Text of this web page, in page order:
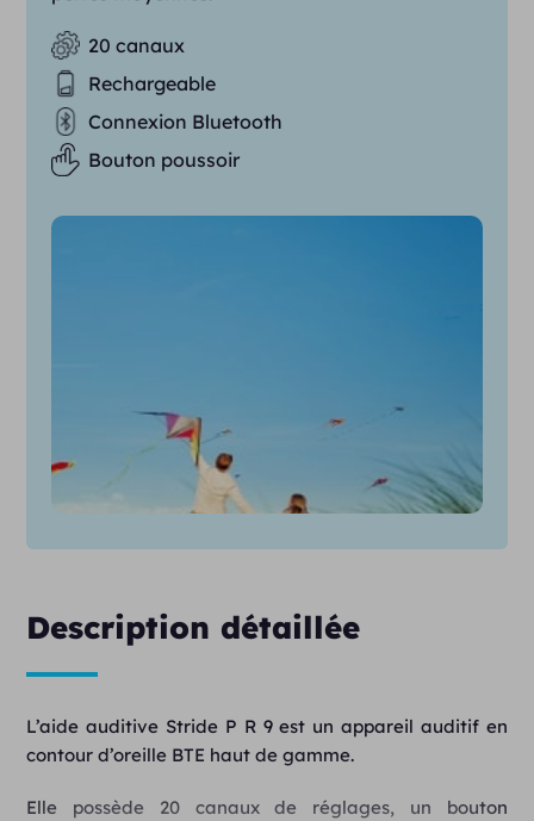
20 canaux
Rechargeable
Connexion Bluetooth
Bouton poussoir
Description détaillée
L’aide auditive Stride P R 9 est un appareil auditif en
contour d’oreille BTE haut de gamme.
Elle possède 20 canaux de réglages, un bouton